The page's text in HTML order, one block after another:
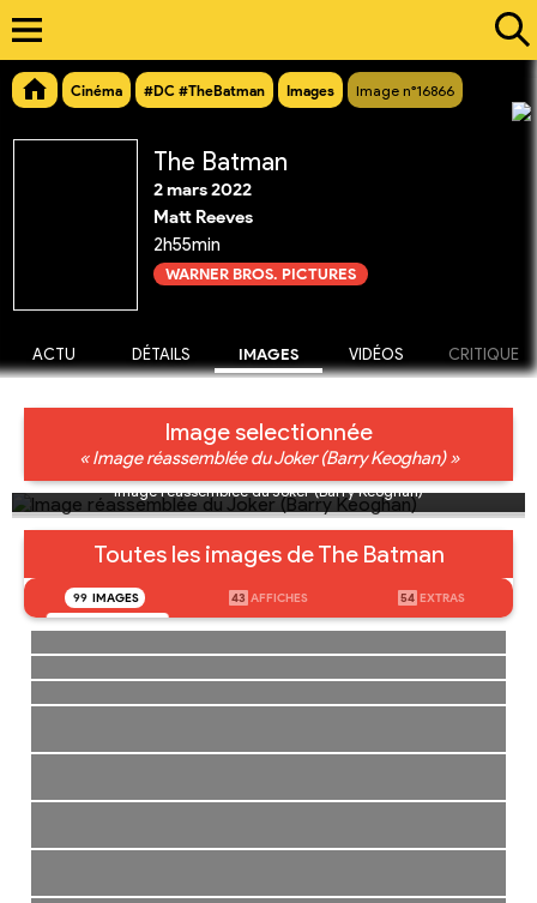
Cinéma #DC #TheBatman Images Image n°16866
The Batman
2 mars 2022
Matt Reeves
2h55min
WARNER BROS. PICTURES
ACTU DÉTAILS IMAGES VIDÉOS CRITIQUE
Image selectionnée
« Image réassemblée du Joker (Barry Keoghan) »
Image réassemblée du Joker (Barry Keoghan)
Toutes les images de The Batman
99 IMAGES 43 AFFICHES 54 EXTRAS